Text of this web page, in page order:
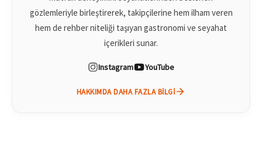
gözlemleriyle birleştirerek, takipçilerine hem ilham veren
hem de rehber niteliği taşıyan gastronomi ve seyahat
içerikleri sunar.
Instagram YouTube
HAKKIMDA DAHA FAZLA BILGI